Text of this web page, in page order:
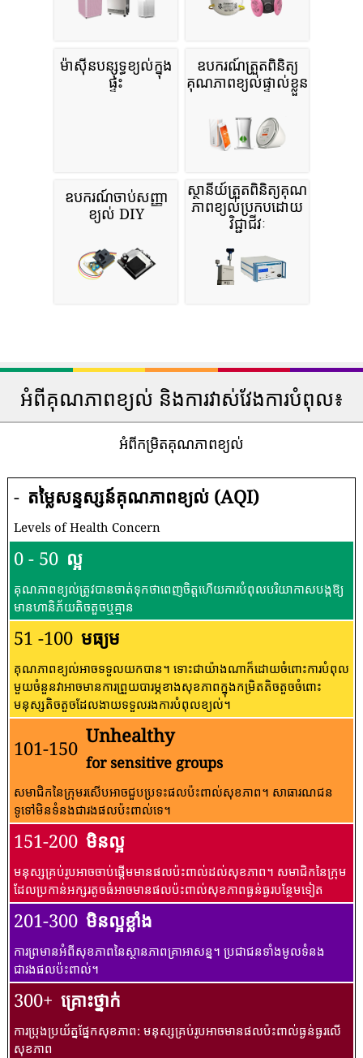
ម៉ាស៊ីនបន្សុទ្ធខ្យល់ក្នុង
ផ្ទះ
ឧបករណ៍ត្រួតពិនិត្យ
គុណភាពខ្យល់ផ្ទាល់ខ្លួន
ឧបករណ៍ចាប់សញ្ញា
ខ្យល់ DIY
ស្ថានីយ៍ត្រួតពិនិត្យគុណ
ភាពខ្យល់ប្រកបដោយ
វិជ្ជាជីវៈ
អំពីគុណភាពខ្យល់ និងការវាស់វែងការបំពុល៖
អំពីកម្រិតគុណភាពខ្យល់
- តម្លៃសន្ទស្សន៍គុណភាពខ្យល់ (AQI)
Levels of Health Concern
0 - 50 ល្អ
គុណភាពខ្យល់ត្រូវបានចាត់ទុកថាពេញចិត្តហើយការបំពុលបរិយាកាសបង្កឱ្យ
មានហានិភ័យតិចតួចឬគ្មាន
51 -100 មធ្យម
គុណភាពខ្យល់អាចទទួលយកបាន។ ទោះជាយ៉ាងណាក៏ដោយចំពោះការបំពុល
មួយចំនួនវាអាចមានការព្រួយបារម្ភខាងសុខភាពក្នុងកម្រិតតិចតួចចំពោះ
មនុស្សតិចតួចដែលងាយទទួលរងការបំពុលខ្យល់។
101-150
Unhealthy
for sensitive groups
សមាជិកនៃក្រុមរសើបអាចជួបប្រទះផលប៉ះពាល់សុខភាព។ សាធារណជន​
ទូទៅ​មិន​ទំនង​ជា​រង​ផល​ប៉ះពាល់​ទេ។
151-200 មិនល្អ
មនុស្សគ្រប់រូបអាចចាប់ផ្តើមមានផលប៉ះពាល់ដល់សុខភាព។ សមាជិកនៃក្រុម
ដែលប្រកាន់អក្សរតូចធំអាចមានផលប៉ះពាល់សុខភាពធ្ងន់ធ្ងរបន្ថែមទៀត
201-300 មិនល្អខ្លាំង
ការព្រមានអំពីសុខភាពនៃស្ថានភាពគ្រាអាសន្ន។ ប្រជាជនទាំងមូលទំនង
ជារងផលប៉ះពាល់។
300+ គ្រោះថ្នាក់
ការប្រុងប្រយ័ត្នផ្នែកសុខភាព: មនុស្សគ្រប់រូបអាចមានផលប៉ះពាល់ធ្ងន់ធ្ងរលើ
សុខភាព